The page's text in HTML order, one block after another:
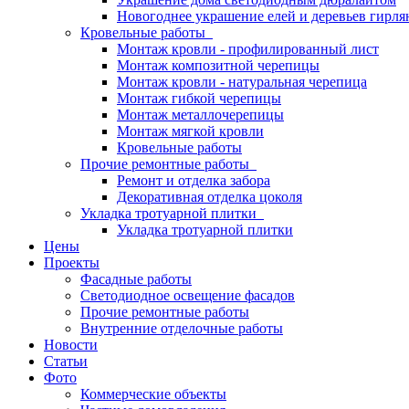
Новогоднее украшение елей и деревьев
Кровельные работы
Монтаж кровли - профилированный лист
Монтаж композитной черепицы
Монтаж кровли - натуральная черепица
Монтаж гибкой черепицы
Монтаж металлочерепицы
Монтаж мягкой кровли
Кровельные работы
Прочие ремонтные работы
Ремонт и отделка забора
Декоративная отделка цоколя
Укладка тротуарной плитки
Укладка тротуарной плитки
Цены
Проекты
Фасадные работы
Светодиодное освещение фасадов
Прочие ремонтные работы
Внутренние отделочные работы
Новости
Статьи
Фото
Коммерческие объекты